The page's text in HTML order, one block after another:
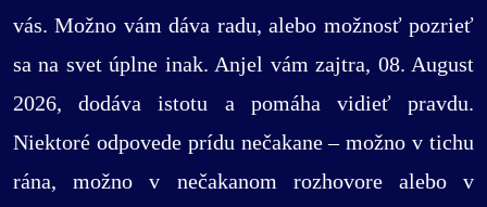
vás. Možno vám dáva radu, alebo možnosť pozrieť
sa na svet úplne inak. Anjel vám zajtra, 08. August
2026, dodáva istotu a pomáha vidieť pravdu.
Niektoré odpovede prídu nečakane – možno v tichu
rána, možno v nečakanom rozhovore alebo v